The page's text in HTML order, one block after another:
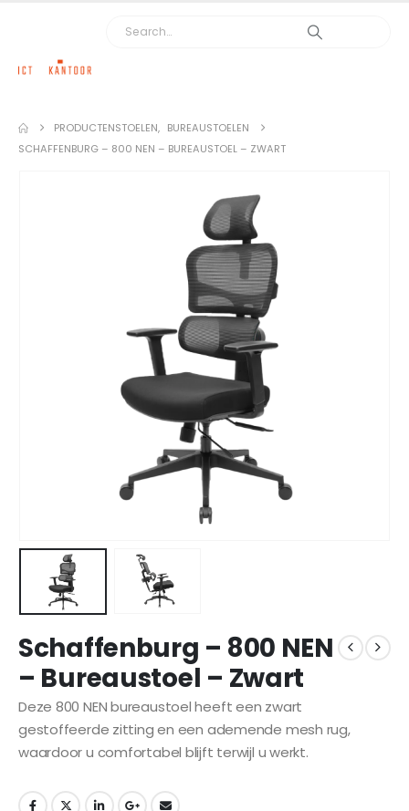
PRODUCTENSTOELEN, BUREAUSTOELEN
SCHAFFENBURG – 800 NEN – BUREAUSTOEL – ZWART
Schaffenburg – 800 NEN
– Bureaustoel – Zwart
Deze 800 NEN bureaustoel heeft een zwart
gestoffeerde zitting en een ademende mesh rug,
waardoor u comfortabel blijft terwijl u werkt.